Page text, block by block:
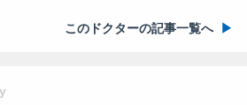
このドクターの記事一覧へ